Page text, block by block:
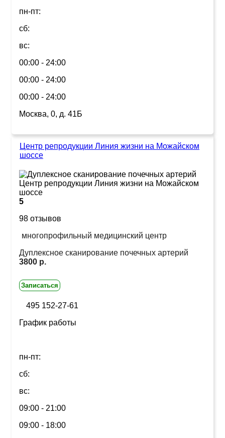
пн-пт:
сб:
вс:
00:00 - 24:00
00:00 - 24:00
00:00 - 24:00
Москва, 0, д. 41Б
Центр репродукции Линия жизни на Можайском
шоссе
5
98 отзывов
многопрофильный медицинский центр
Дуплексное сканирование почечных артерий
3800 р.
Записаться
495 152-27-61
График работы
пн-пт:
сб:
вс:
09:00 - 21:00
09:00 - 18:00